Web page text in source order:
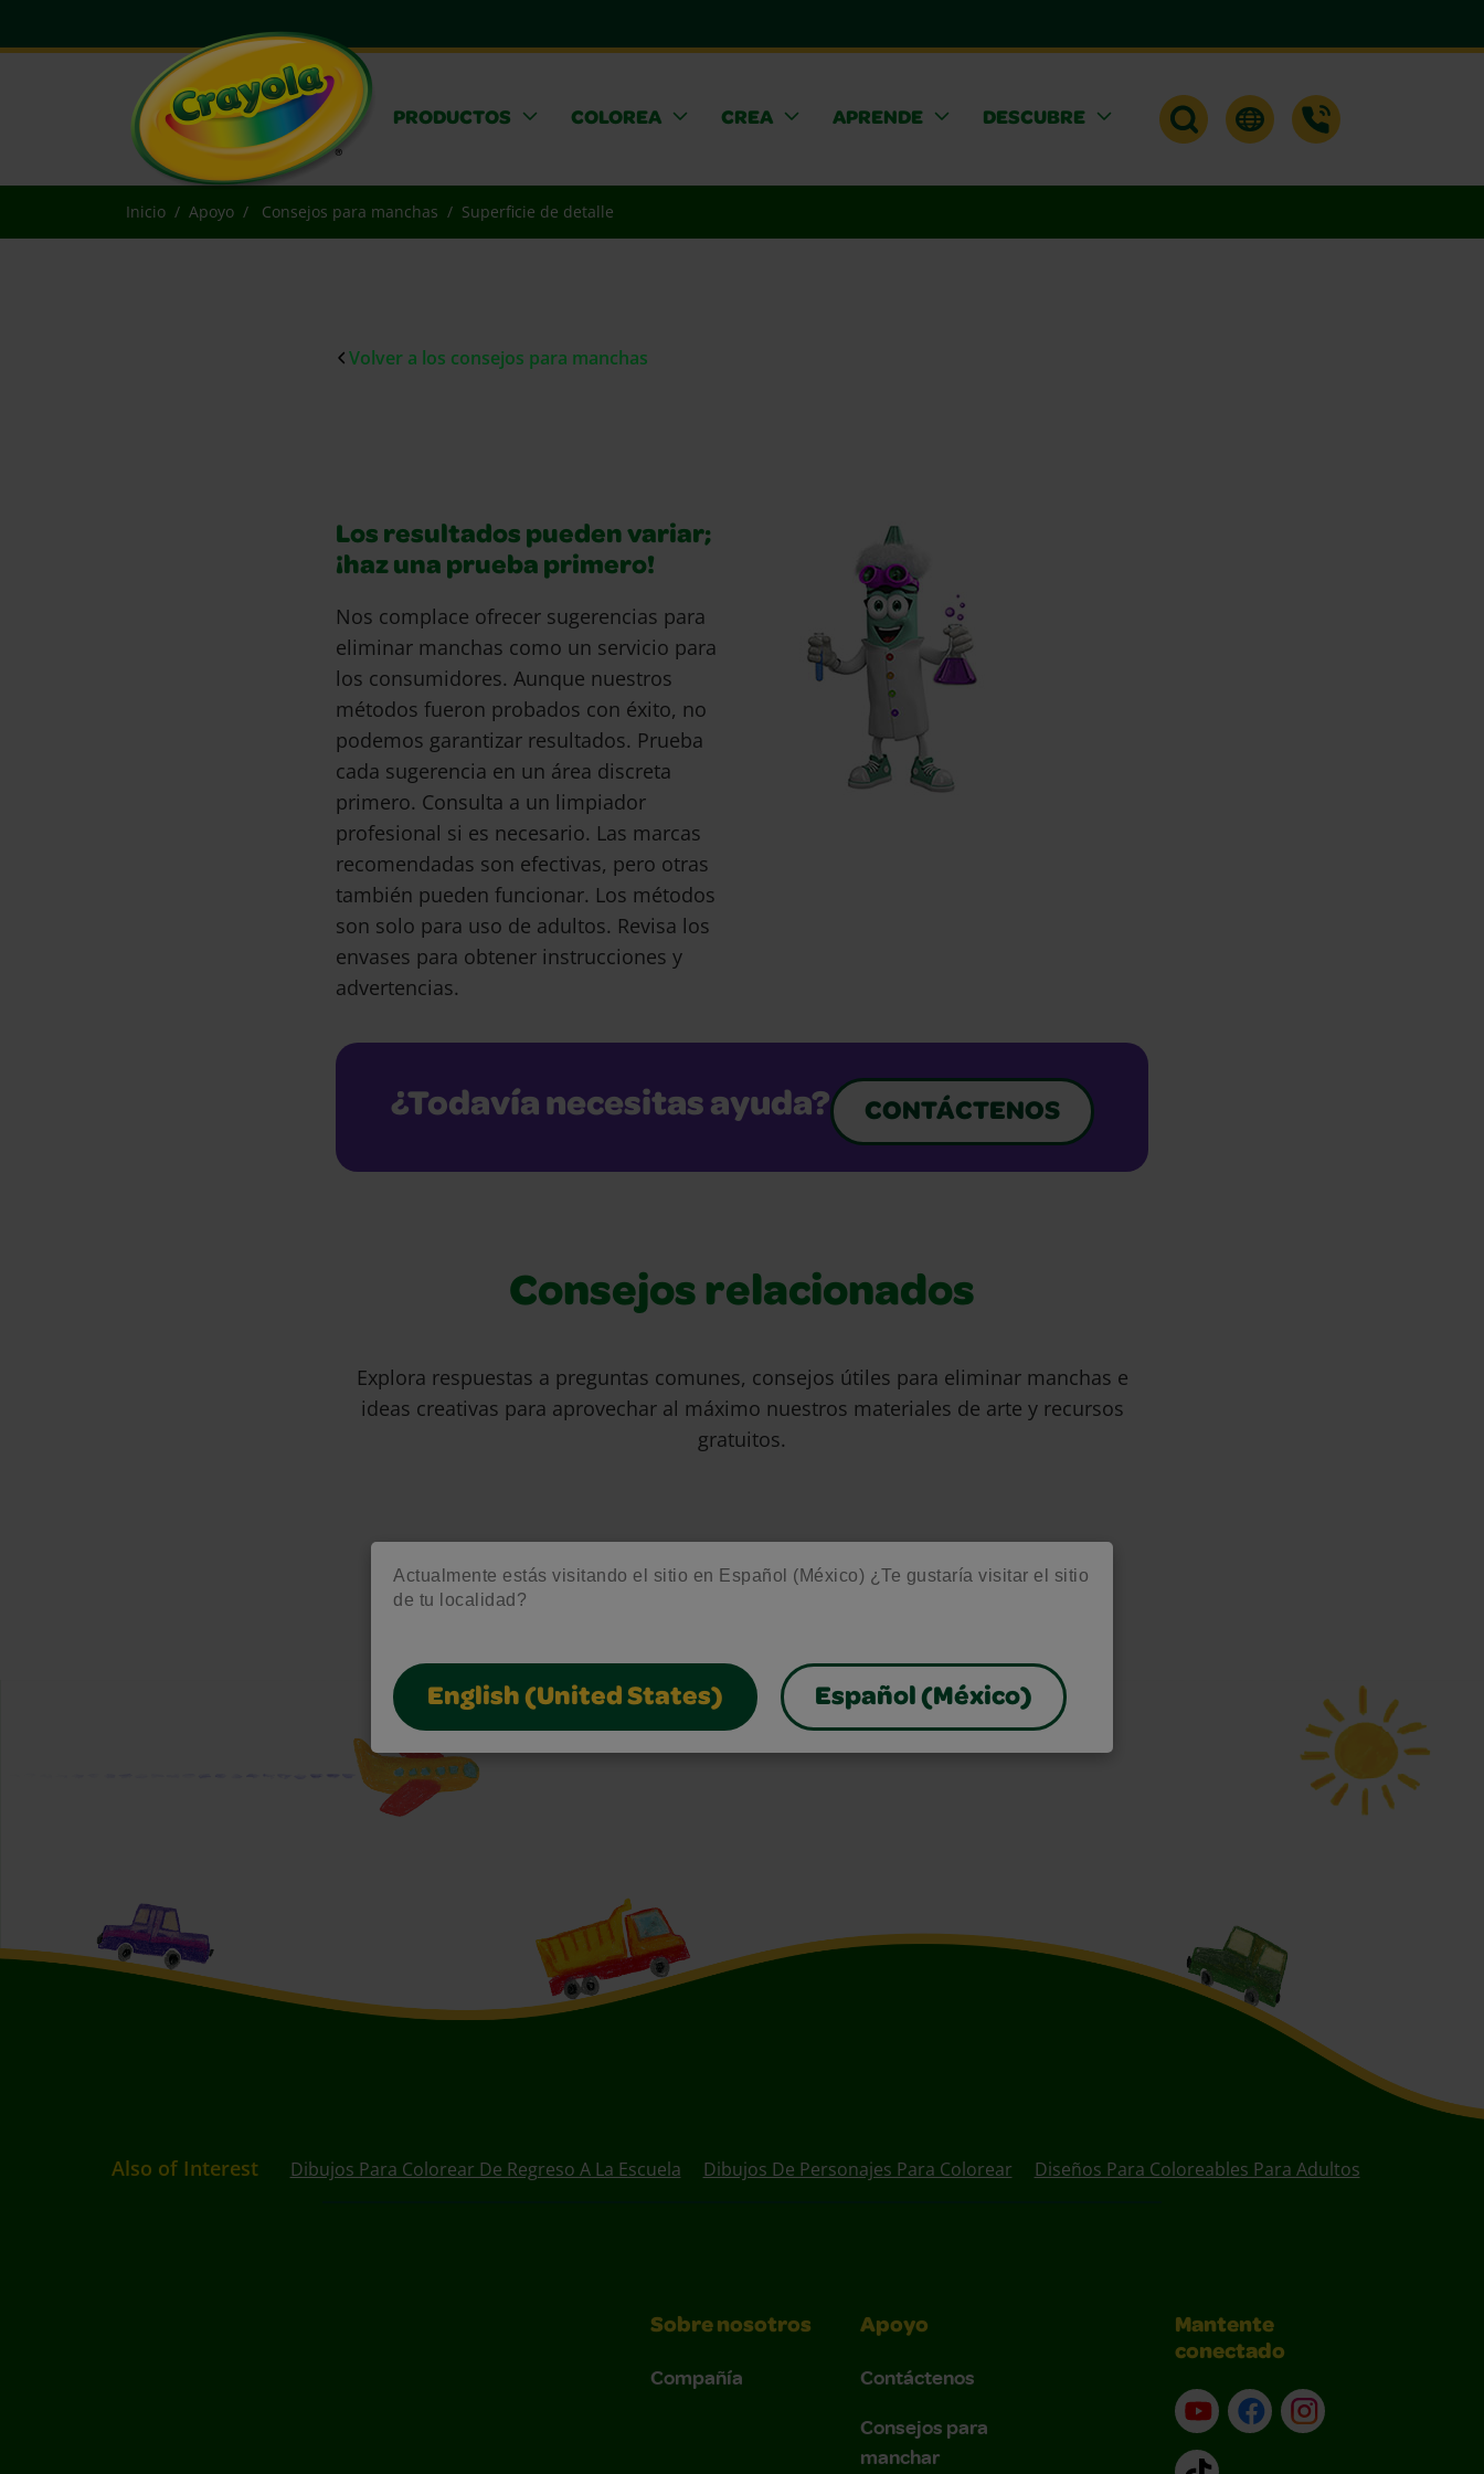
Actualmente estás visitando el sitio en Español (México) ¿Te gustaría visitar el sitio
de tu localidad?
English (United States) Español (México)
PRODUCTOS COLOREA CREA APRENDE DESCUBRE
Inicio Apoyo Consejos para manchas Superficie de detalle
Volver a los consejos para manchas
Los resultados pueden variar;
¡haz una prueba primero!
Nos complace ofrecer sugerencias para
eliminar manchas como un servicio para
los consumidores. Aunque nuestros
métodos fueron probados con éxito, no
podemos garantizar resultados. Prueba
cada sugerencia en un área discreta
primero. Consulta a un limpiador
profesional si es necesario. Las marcas
recomendadas son efectivas, pero otras
también pueden funcionar. Los métodos
son solo para uso de adultos. Revisa los
envases para obtener instrucciones y
advertencias.
¿Todavía necesitas ayuda? CONTÁCTENOS
Consejos relacionados
Explora respuestas a preguntas comunes, consejos útiles para eliminar manchas e
ideas creativas para aprovechar al máximo nuestros materiales de arte y recursos
gratuitos.
Also of Interest Dibujos Para Colorear De Regreso A La Escuela Dibujos De Personajes Para Colorear Diseños Para Coloreables Para Adultos
Sobre nosotros
Compañía
Apoyo
Contáctenos
Consejos para
manchar
Mantente
conectado
YouTube (en inglés)
Facebook (en inglés)
Instagram (en
TikTok